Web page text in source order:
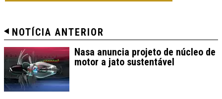
NOTÍCIA ANTERIOR
Nasa anuncia projeto de núcleo de
motor a jato sustentável